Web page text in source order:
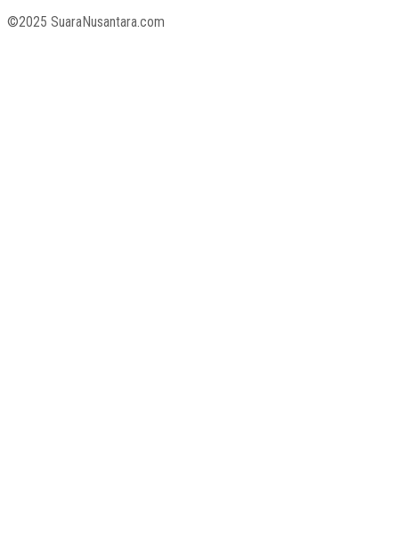
©2025 SuaraNusantara.com